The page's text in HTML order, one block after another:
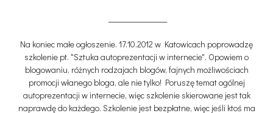
Na koniec małe ogłoszenie. 17.10.2012 w Katowicach poprowadzę
szkolenie pt. "Sztuka autoprezentacji w internecie". Opowiem o
blogowaniu, różnych rodzajach blogów, fajnych możliwościach
promocji włanego bloga, ale nie tylko! Poruszę temat ogólnej
autoprezentacji w internecie, więc szkolenie skierowane jest tak
naprawdę do każdego. Szkolenie jest bezpłatne, więc jeśli ktoś ma